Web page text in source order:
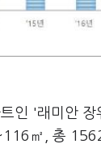
인 '래미안 장
㎡, 총